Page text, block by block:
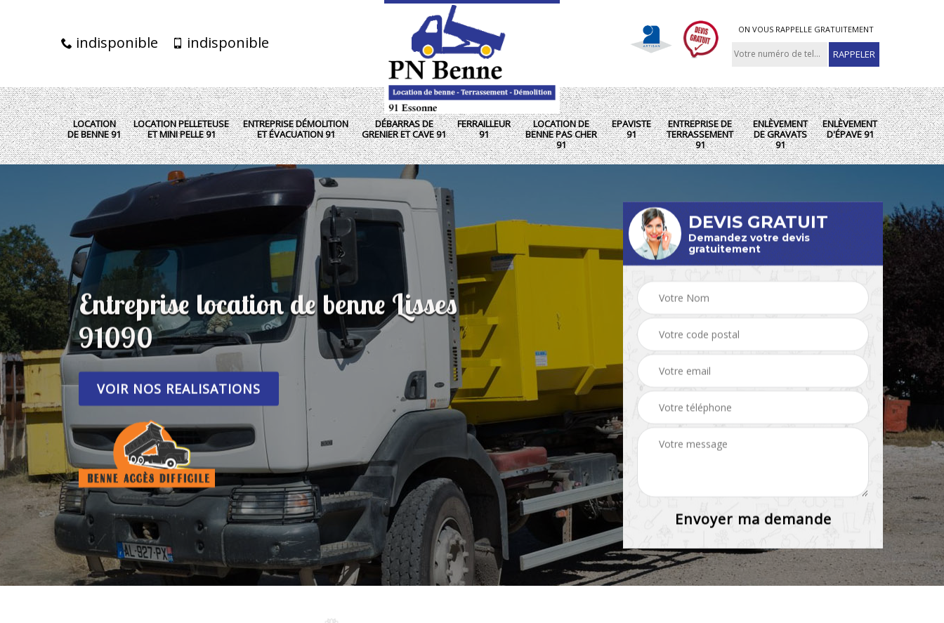
indisponible indisponible
ON VOUS RAPPELLE GRATUITEMENT
LOCATION
DE BENNE 91
LOCATION PELLETEUSE
ET MINI PELLE 91
ENTREPRISE DÉMOLITION
ET ÉVACUATION 91
DÉBARRAS DE
GRENIER ET CAVE 91
FERRAILLEUR
91
LOCATION DE
BENNE PAS CHER
91
EPAVISTE
91
ENTREPRISE DE
TERRASSEMENT
91
ENLÈVEMENT
DE GRAVATS
91
ENLÈVEMENT
D'ÉPAVE 91
Entreprise location de benne Lisses
91090
VOIR NOS REALISATIONS
DEVIS GRATUIT
Demandez votre devis
gratuitement